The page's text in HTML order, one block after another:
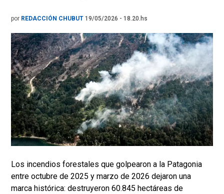
por REDACCIÓN CHUBUT 19/05/2026 - 18.20.hs
Los incendios forestales que golpearon a la Patagonia
entre octubre de 2025 y marzo de 2026 dejaron una
marca histórica: destruyeron 60.845 hectáreas de